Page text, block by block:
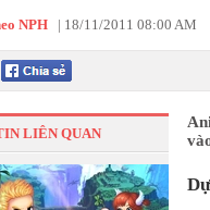
NPH | 18/11/2011 08:00 AM
LIÊN QUAN